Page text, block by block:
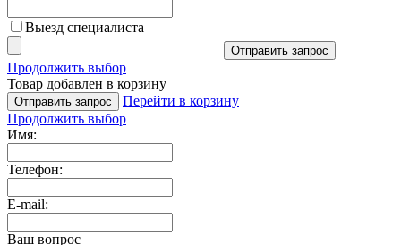
Выезд специалиста
Отправить запрос
Продолжить выбор
Товар добавлен в корзину
Отправить запрос
Перейти в корзину
Продолжить выбор
Имя:
Телефон:
E-mail:
Ваш вопрос